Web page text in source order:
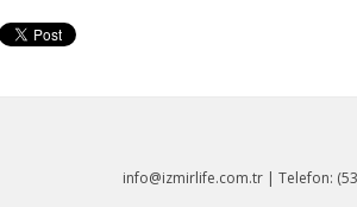
info@izmirlife.com.tr | Telefon: